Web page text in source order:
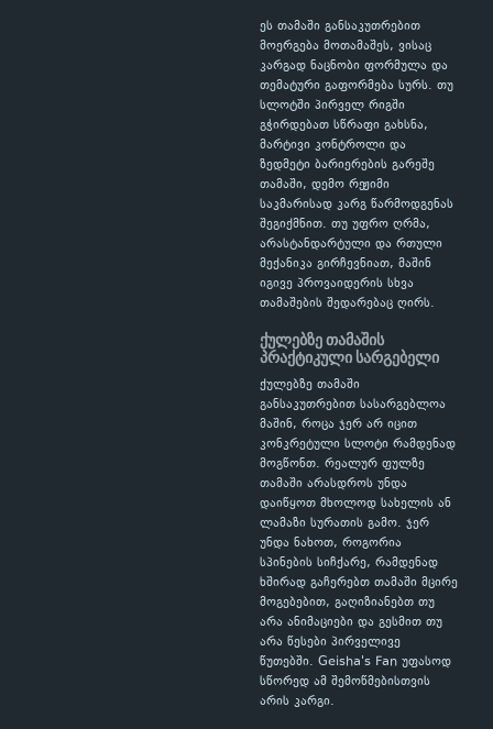
ეს თამაში განსაკუთრებით
მოერგება მოთამაშეს, ვისაც
კარგად ნაცნობი ფორმულა და
თემატური გაფორმება სურს. თუ
სლოტში პირველ რიგში
გჭირდებათ სწრაფი გახსნა,
მარტივი კონტროლი და
ზედმეტი ბარიერების გარეშე
თამაში, დემო რეჟიმი
საკმარისად კარგ წარმოდგენას
შეგიქმნით. თუ უფრო ღრმა,
არასტანდარტული და რთული
მექანიკა გირჩევნიათ, მაშინ
იგივე პროვაიდერის სხვა
თამაშების შედარებაც ღირს.
ქულებზე თამაშის
პრაქტიკული სარგებელი
ქულებზე თამაში
განსაკუთრებით სასარგებლოა
მაშინ, როცა ჯერ არ იცით
კონკრეტული სლოტი რამდენად
მოგწონთ. რეალურ ფულზე
თამაში არასდროს უნდა
დაიწყოთ მხოლოდ სახელის ან
ლამაზი სურათის გამო. ჯერ
უნდა ნახოთ, როგორია
სპინების სიჩქარე, რამდენად
ხშირად გაჩერებთ თამაში მცირე
მოგებებით, გაღიზიანებთ თუ
არა ანიმაციები და გესმით თუ
არა წესები პირველივე
წუთებში. Geisha's Fan უფასოდ
სწორედ ამ შემოწმებისთვის
არის კარგი.